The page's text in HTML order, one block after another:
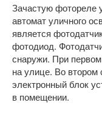
Зачастую фотореле
автомат уличного
является
фотодиод.
снаружи. При
на улице. Во втором
электронный блок
в помещении.